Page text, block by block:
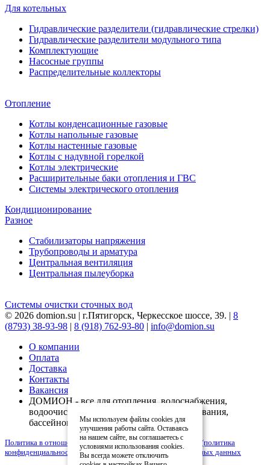
Для котельных
Гидравлические разделители (гидравлические стрелки)
Гидравлические разделители модульного типа
Комплектующие
Насосные группы
Распределительные коллекторы
Отопление
Котлы конденсационные газовые
Котлы напольные газовые
Котлы настенные газовые
Котлы с надувной горелкой
Котлы электрические
Расширительные баки отопления и ГВС
Системы электрического отопления
Кондиционирование
Разное
Стабилизаторы напряжения
Трубопроводы и арматура
Центральная вентиляция
Центральная пылеуборка
Системы очистки сточных вод
© 2026 domion.su | г.Пятигорск, Черкесское шоссе, 39. | 8
(8793) 38-93-98 | 8 (918) 762-93-80 | info@domion.su
О компании
Оплата
Доставка
Контакты
Вакансия
ДОМИОН - все для отопления, водоснабжения,
водоочистки, вентиляции, кондиционирования,
бассейнов
Политика в отношении обработки персональных данных (политика
конфиденциальности) |Согласие на обработку персональных данных
Мы используем файлы cookies для
улучшения работы сайта. Оставаясь
на нашем сайте, вы соглашаетесь с
условиями использования cookies.
Вы всегда можете отключить